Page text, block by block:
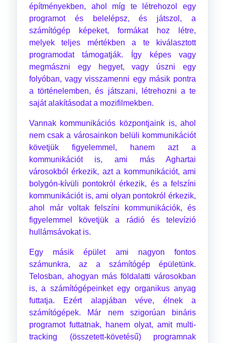
építményekben, ahol míg te létrehozol egy
programot és belelépsz, és játszol, a
számítógép képeket, formákat hoz létre,
melyek teljes mértékben a te kiválasztott
programodat támogatják. Így képes vagy
megmászni egy hegyet, vagy úszni egy
folyóban, vagy visszamenni egy másik pontra
a történelemben, és játszani, létrehozni a te
saját alakításodat a mozifilmekben.
Vannak kommunikációs központjaink is, ahol
nem csak a városainkon belüli kommunikációt
követjük figyelemmel, hanem azt a
kommunikációt is, ami más Aghartai
városokból érkezik, azt a kommunikációt, ami
bolygón-kívüli pontokról érkezik, és a felszíni
kommunikációt is, ami olyan pontokról érkezik,
ahol már voltak felszíni kommunikációk, és
figyelemmel követjük a rádió és televízió
hullámsávokat is.
Egy másik épület ami nagyon fontos
számunkra, az a számítógép épületünk.
Telosban, ahogyan más földalatti városokban
is, a számítógépeinket egy organikus anyag
futtatja. Ezért alapjában véve, élnek a
számítógépek. Már nem szigorúan bináris
programot futtatnak, hanem olyat, amit multi-
tracking (összetett-követésű) programnak